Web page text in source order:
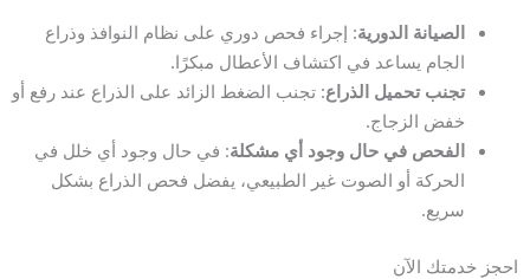
الصيانة الدورية: إجراء فحص دوري على نظام النوافذ وذراع
الجام يساعد في اكتشاف الأعطال مبكرًا.
تجنب تحميل الذراع: تجنب الضغط الزائد على الذراع عند رفع أو
خفض الزجاج.
الفحص في حال وجود أي مشكلة: في حال وجود أي خلل في
الحركة أو الصوت غير الطبيعي، يفضل فحص الذراع بشكل
سريع.
احجز خدمتك الآن